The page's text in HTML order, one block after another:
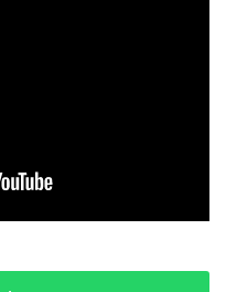
fragmenten van hits
van Buuren, Guns ’n
en eindigen met de